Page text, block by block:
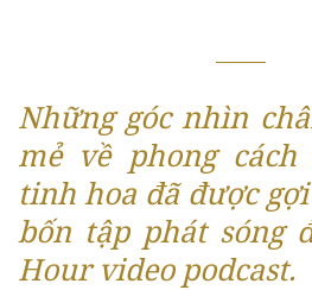
Những góc nhìn
mẻ về phong
tinh hoa đã được
bốn tập phát sóng
Hour video podcast.